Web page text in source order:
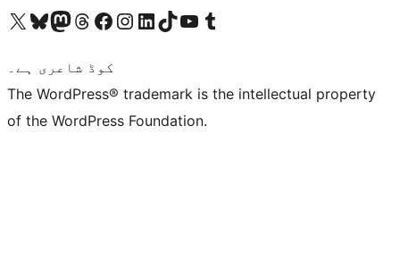
Visit our X (formerly Twitter) account
ہمارے بلیواسکائی اکاؤنٹ پر جائیں
Visit our Mastodon account
ہمارے ٹھریڈز اکاؤنٹ پر جائیں
Visit our Facebook page
Visit our Instagram account
Visit our LinkedIn account
ہمارے ٹک ٹاک اکاؤنٹ پر جائیں
Visit our YouTube channel
ہمارے ٹمبلر اکاؤنٹ پر جائیں
کوڈ شاعری ہے۔
The WordPress® trademark is the intellectual property
of the WordPress Foundation.